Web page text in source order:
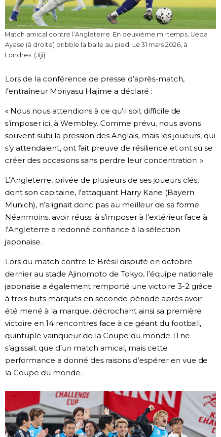
Match amical contre l’Angleterre. En deuxième mi-temps, Ueda
Ayase (à droite) dribble la balle au pied. Le 31 mars 2026, à
Londres. (Jiji)
Lors de la conférence de presse d’après-match,
l’entraîneur Moriyasu Hajime a déclaré :
« Nous nous attendions à ce qu’il soit difficile de
s’imposer ici, à Wembley. Comme prévu, nous avons
souvent subi la pression des Anglais, mais les joueurs, qui
s’y attendaient, ont fait preuve de résilience et ont su se
créer des occasions sans perdre leur concentration. »
L’Angleterre, privée de plusieurs de ses joueurs clés,
dont son capitaine, l’attaquant Harry Kane (Bayern
Munich), n’alignait donc pas au meilleur de sa forme.
Néanmoins, avoir réussi à s’imposer à l’extérieur face à
l’Angleterre a redonné confiance à la sélection
japonaise.
Lors du match contre le Brésil disputé en octobre
dernier au stade Ajinomoto de Tokyo, l’équipe nationale
japonaise a également remporté une victoire 3-2 grâce
à trois buts marqués en seconde période après avoir
été mené à la marque, décrochant ainsi sa première
victoire en 14 rencontres face à ce géant du football,
quintuple vainqueur de la Coupe du monde. Il ne
s’agissait que d’un match amical, mais cette
performance a donné des raisons d’espérer en vue de
la Coupe du monde.